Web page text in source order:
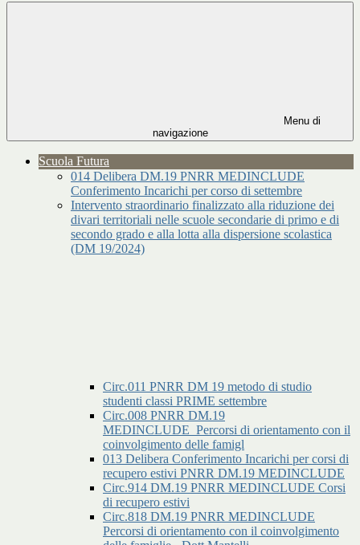
Menu di
navigazione
Scuola Futura
014 Delibera DM.19 PNRR MEDINCLUDE
Conferimento Incarichi per corso di settembre
Intervento straordinario finalizzato alla riduzione dei
divari territoriali nelle scuole secondarie di primo e di
secondo grado e alla lotta alla dispersione scolastica
(DM 19/2024)
Circ.011 PNRR DM 19 metodo di studio
studenti classi PRIME settembre
Circ.008 PNRR DM.19
MEDINCLUDE_Percorsi di orientamento con il
coinvolgimento delle famigl
013 Delibera Conferimento Incarichi per corsi di
recupero estivi PNRR DM.19 MEDINCLUDE
Circ.914 DM.19 PNRR MEDINCLUDE Corsi
di recupero estivi
Circ.818 DM.19 PNRR MEDINCLUDE
Percorsi di orientamento con il coinvolgimento